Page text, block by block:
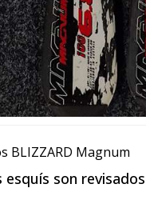
BLIZZARD Magnum
esquís son